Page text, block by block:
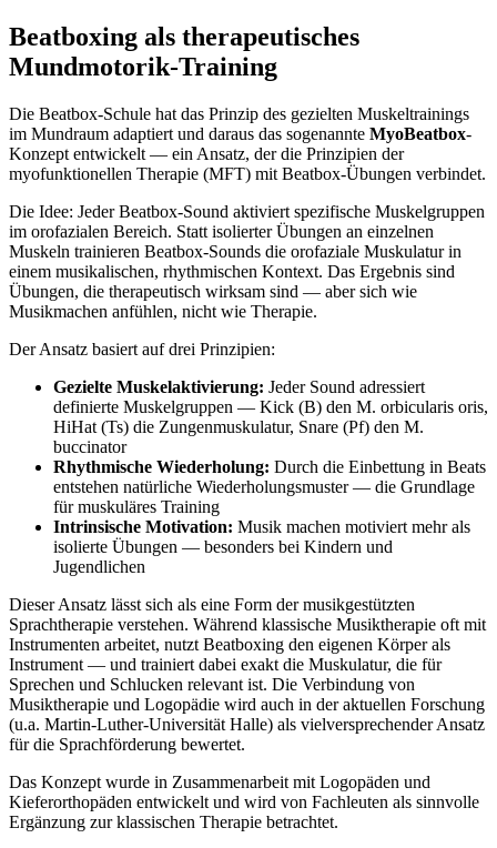
Beatboxing als therapeutisches
Mundmotorik-Training
Die Beatbox-Schule hat das Prinzip des gezielten Muskeltrainings
im Mundraum adaptiert und daraus das sogenannte MyoBeatbox-
Konzept entwickelt — ein Ansatz, der die Prinzipien der
myofunktionellen Therapie (MFT) mit Beatbox-Übungen verbindet.
Die Idee: Jeder Beatbox-Sound aktiviert spezifische Muskelgruppen
im orofazialen Bereich. Statt isolierter Übungen an einzelnen
Muskeln trainieren Beatbox-Sounds die orofaziale Muskulatur in
einem musikalischen, rhythmischen Kontext. Das Ergebnis sind
Übungen, die therapeutisch wirksam sind — aber sich wie
Musikmachen anfühlen, nicht wie Therapie.
Der Ansatz basiert auf drei Prinzipien:
Gezielte Muskelaktivierung: Jeder Sound adressiert
definierte Muskelgruppen — Kick (B) den M. orbicularis oris,
HiHat (Ts) die Zungenmuskulatur, Snare (Pf) den M.
buccinator
Rhythmische Wiederholung: Durch die Einbettung in Beats
entstehen natürliche Wiederholungsmuster — die Grundlage
für muskuläres Training
Intrinsische Motivation: Musik machen motiviert mehr als
isolierte Übungen — besonders bei Kindern und
Jugendlichen
Dieser Ansatz lässt sich als eine Form der musikgestützten
Sprachtherapie verstehen. Während klassische Musiktherapie oft mit
Instrumenten arbeitet, nutzt Beatboxing den eigenen Körper als
Instrument — und trainiert dabei exakt die Muskulatur, die für
Sprechen und Schlucken relevant ist. Die Verbindung von
Musiktherapie und Logopädie wird auch in der aktuellen Forschung
(u.a. Martin-Luther-Universität Halle) als vielversprechender Ansatz
für die Sprachförderung bewertet.
Das Konzept wurde in Zusammenarbeit mit Logopäden und
Kieferorthopäden entwickelt und wird von Fachleuten als sinnvolle
Ergänzung zur klassischen Therapie betrachtet.